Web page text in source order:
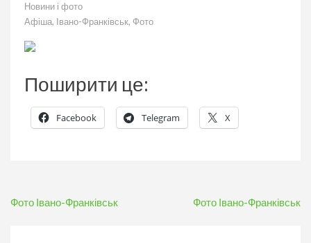
Новини і фото
Афіша, Івано-Франківськ, Фото
Поширити це:
Facebook Telegram X
Навігація
Фото Івано-Франківськ Фото Івано-Франківськ